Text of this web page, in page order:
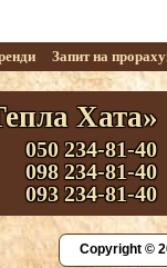
Запит на
Хата»
050 234-81-40
098 234-81-40
093 234-81-40
Copyright ©